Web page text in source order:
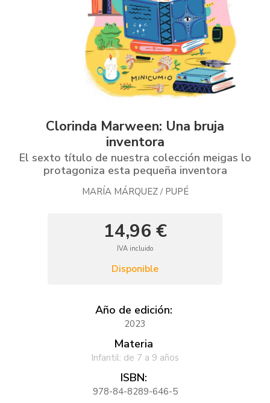
Clorinda Marween: Una bruja
inventora
El sexto título de nuestra colección meigas lo
protagoniza esta pequeña inventora
MARÍA MÁRQUEZ / PUPÉ
14,96 €
IVA incluido
Disponible
Año de edición:
2023
Materia
Infantil: de 7 a 9 años
ISBN:
978-84-8289-646-5